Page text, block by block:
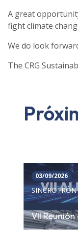
A great
fight climate
We do look
The CRG
03/09/2026
VII